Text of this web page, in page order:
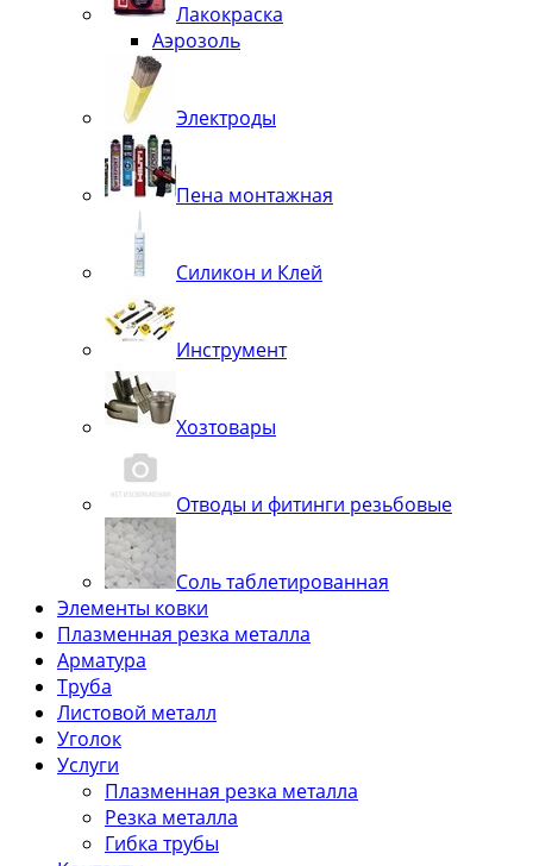
Лакокраска
Аэрозоль
Электроды
Пена монтажная
Силикон и Клей
Инструмент
Хозтовары
Отводы и фитинги резьбовые
Соль таблетированная
Элементы ковки
Плазменная резка металла
Арматура
Труба
Листовой металл
Уголок
Услуги
Плазменная резка металла
Резка металла
Гибка трубы